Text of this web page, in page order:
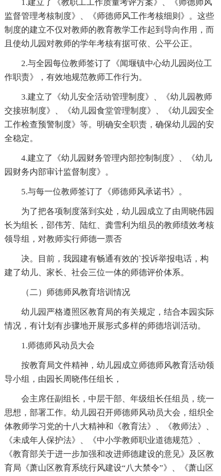
1.建立了《教职工工作质量考评方案》、《师德师风
监督管理考核制度》、《师德师风工作考核细则》。这些
制度的建立不仅对教师的教育教学工作起到导向作用，而
且使幼儿园对教师的学年考核有据可依、公平公正。
2.与全园每位教师签订了《闻堰镇中心幼儿园岗位工
作职责》，有效地规范教师工作行为。
3.建立了《幼儿安全活动管理制度》、《幼儿园教师
交接班制度》、《幼儿园食堂管理制度》、《幼儿园安全
工作检查预警制度》等。明确安全职责，确保幼儿园的安
全稳定。
4.建立了《幼儿园财务管理内部控制制度》、《幼儿
园财务内部审计监督制度》。
5.与每一位教师签订了《师德师风承诺书》。
为了把各项制度落到实处，幼儿园成立了由周晓伟园
长为组长，邵伟芳、陆红、龚雪利为组员的教师绩效考核
领导组，对教师实行师德一票否
决。目前，我园建有畅通有效的`投诉举报电话，构
建了幼儿、家长、社会三位一体的师德评价体系。
（二）师德师风教育培训情况
幼儿园严格遵照区教育局的有关规定，结合本园实际
情况，有计划有步骤地开展形式多样的师德培训活动。
1.师德师风动员大会
按教育局文件精神，幼儿园成立师德师风教育活动领
导小组，由园长周晓伟任组长，
会主席任副组长，中层干部、年级组长任组员，统一
思想，部署工作。幼儿园召开师德师风动员大会，组织全
体教师学习党的十八大精神和《教育法》、《教师法》、
《未成年人保护法》、《中小学教师职业道德规范》、
《教育部关于进一步加强和改进师德建设的意见》及区教
育局《萧山区教育系统行风建设“八大禁令”》、《萧山区